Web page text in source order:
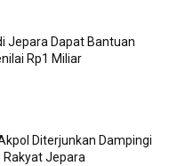
Jepara Dapat Bantuan
Rp1 Miliar
Diterjunkan Dampingi
Rakyat Jepara